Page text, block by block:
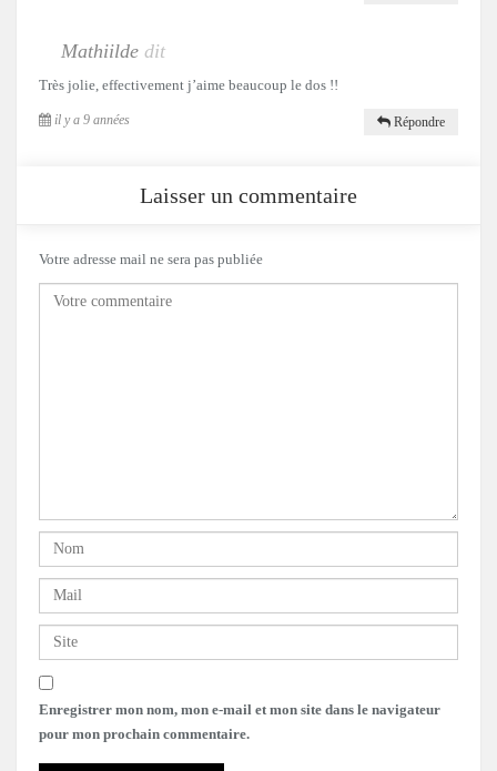
Mathiilde dit
Très jolie, effectivement j’aime beaucoup le dos !!
il y a 9 années Répondre
Laisser un commentaire
Votre adresse mail ne sera pas publiée
Enregistrer mon nom, mon e-mail et mon site dans le navigateur
pour mon prochain commentaire.